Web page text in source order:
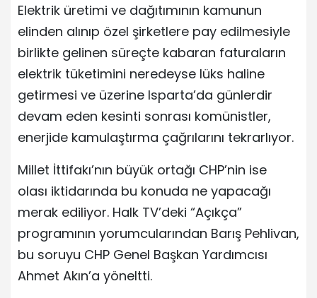
Elektrik üretimi ve dağıtımının kamunun
elinden alınıp özel şirketlere pay edilmesiyle
birlikte gelinen süreçte kabaran faturaların
elektrik tüketimini neredeyse lüks haline
getirmesi ve üzerine Isparta’da günlerdir
devam eden kesinti sonrası komünistler,
enerjide kamulaştırma çağrılarını tekrarlıyor.
Millet İttifakı’nın büyük ortağı CHP’nin ise
olası iktidarında bu konuda ne yapacağı
merak ediliyor. Halk TV’deki “Açıkça”
programının yorumcularından Barış Pehlivan,
bu soruyu CHP Genel Başkan Yardımcısı
Ahmet Akın’a yöneltti.